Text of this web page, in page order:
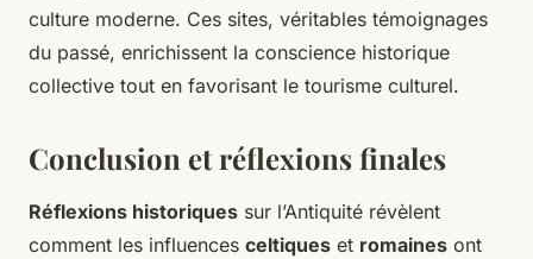
culture moderne. Ces sites, véritables témoignages
du passé, enrichissent la conscience historique
collective tout en favorisant le tourisme culturel.
Conclusion et réflexions finales
Réflexions historiques sur l’Antiquité révèlent
comment les influences celtiques et romaines ont